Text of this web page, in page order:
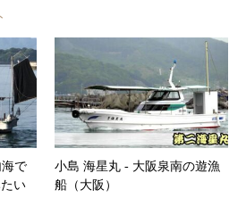
で
い
小島 海星丸 ‐ 大阪泉南の遊漁
船（大阪）